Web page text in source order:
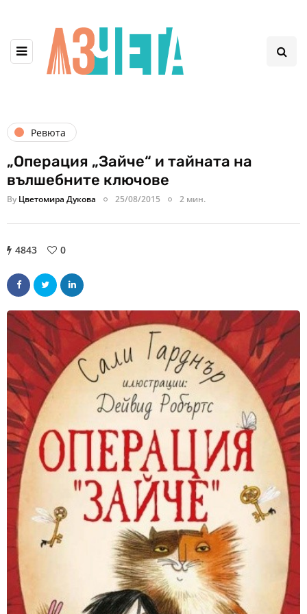
Ревюта
„Операция „Зайче“ и тайната на
вълшебните ключове
By Цветомира Дукова 25/08/2015 2 мин.
4843 0